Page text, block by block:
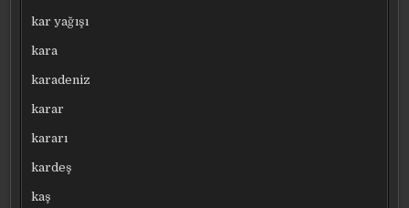
kar yağışı
kara
karadeniz
karar
kararı
kardeş
kaş